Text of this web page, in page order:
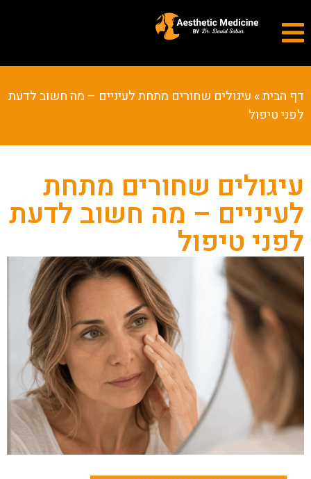
דף הבית» עיגולים שחורים מתחת לעיניים – מה חשוב לדעת
לפני טיפול
עיגולים שחורים מתחת
לעיניים – מה חשוב לדעת
לפני טיפול